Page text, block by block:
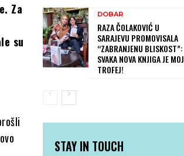
Za
su
DOBAR
RAZA ČOLAKOVIĆ U
SARAJEVU PROMOVISALA
“ZABRANJENU BLISKOST”:
SVAKA NOVA KNJIGA JE MOJ
TROFEJ!
STAY IN TOUCH